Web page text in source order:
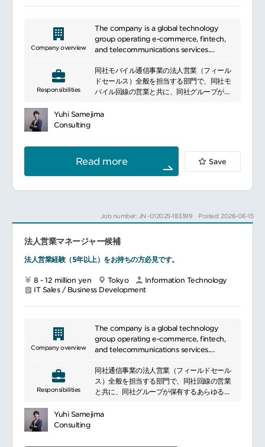
る「コンサルティングセールス」、
い働き方"を開拓する「BizDev担当」とし
て、ご経験を活かしてご活躍ください。
━━━━━━━━━━━━━━━━━━━━━━━━━━━━━
コンサルティングセールス
または
BizDevポジション
≪コンサルティングセールス≫
また、サービスや営業戦略などもbildingの段
階ですので、これらの仕組み作りにも深く携
わっていただくことが可能です。
ヒアリングした上で、手段として副業人材を
ューションを提供しています。
フェーズから関わり、新規事業をローンチさ
されている内容を事業化するための企画を練
ることもあります。
決められたソリューションがなく、顧客の課
ができるのは、同社のコンサルティングセー
ルスの醍醐味です。
セールスとしての難易度は高いですが、だか
挑戦いただきたいポジションです。
≪BizDevポジション≫
副業人材に門戸を開きたくても開けないでい
一歩を踏み出す支援を行いながら、サービス
Company overview
The company is a global technology
group operating e-commerce, fintech,
and telecommunications services.
online shopping, payments, banking,
securities, and mobile communications.
Leveraging a shared membership
ecosystem serving consumers and
Responsibilities
同社モバイル通信事業の法人営業（フィール
ドセールス）全般を担当する部門で、同社モ
バイル回線の営業と共に、同社グループが保
ョン全般に関する法人サービスを活用し、顧
た楽天各事業と連携し顧客開拓をする他、外
部の業種毎に戦略を策定し営業活動を日々お
こなっていきます。
Yuhi Samejima
Consulting
Read more Save
Job number: JN -012025-183399 Posted: 2026-06-15
法人営業マネージャー候補
法人営業経験（5年以上）をお持ちの方必見です。
8 - 12 million yen Tokyo
Information Technology
IT Sales / Business Development
Company overview
The company is a global technology
group operating e-commerce, fintech,
and telecommunications services.
online shopping, payments, banking,
securities, and mobile communications.
Leveraging a shared membership
ecosystem serving consumers and
Responsibilities
同社通信事業の法人営業（フィールドセール
ス）全般を担当する部門で、同社回線の営業
と共に、同社グループが保有するあらゆる通
法人サービスを活用し、顧客価値向上と自社
連携し顧客開拓をする他、外部の業種毎に戦
Yuhi Samejima
Consulting